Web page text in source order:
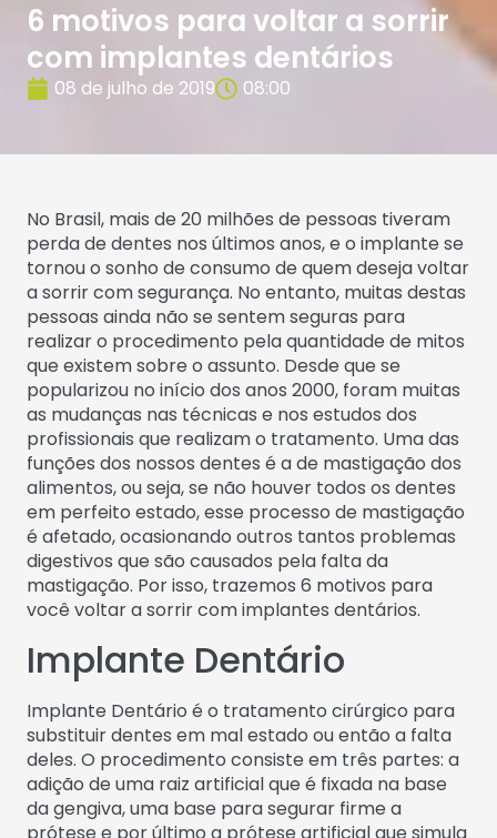
6 motivos para voltar a sorrir
com implantes dentários
08 de julho de 2019 08:00
No Brasil, mais de 20 milhões de pessoas tiveram
perda de dentes nos últimos anos, e o implante se
tornou o sonho de consumo de quem deseja voltar
a sorrir com segurança. No entanto, muitas destas
pessoas ainda não se sentem seguras para
realizar o procedimento pela quantidade de mitos
que existem sobre o assunto. Desde que se
popularizou no início dos anos 2000, foram muitas
as mudanças nas técnicas e nos estudos dos
profissionais que realizam o tratamento. Uma das
funções dos nossos dentes é a de mastigação dos
alimentos, ou seja, se não houver todos os dentes
em perfeito estado, esse processo de mastigação
é afetado, ocasionando outros tantos problemas
digestivos que são causados pela falta da
mastigação. Por isso, trazemos 6 motivos para
você voltar a sorrir com implantes dentários.
Implante Dentário
Implante Dentário é o tratamento cirúrgico para
substituir dentes em mal estado ou então a falta
deles. O procedimento consiste em três partes: a
adição de uma raiz artificial que é fixada na base
da gengiva, uma base para segurar firme a
prótese e por último a prótese artificial que simula